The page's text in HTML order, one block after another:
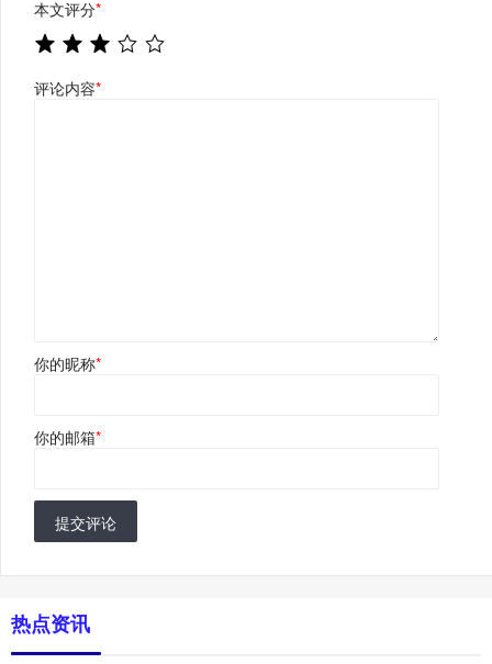
本文评分*
评论内容*
你的昵称*
你的邮箱*
提交评论
热点资讯